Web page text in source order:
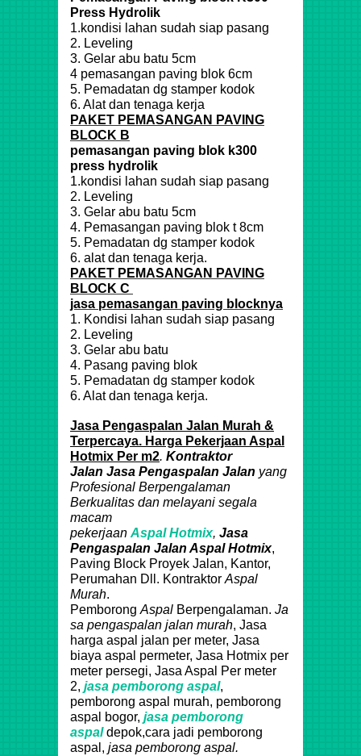
Press Hydrolik
1.kondisi lahan sudah siap pasang
2. Leveling
3. Gelar abu batu 5cm
4 pemasangan paving blok 6cm
5. Pemadatan dg stamper kodok
6. Alat dan tenaga kerja
PAKET PEMASANGAN PAVING
BLOCK B
pemasangan paving blok k300
press hydrolik
1.kondisi lahan sudah siap pasang
2. Leveling
3. Gelar abu batu 5cm
4. Pemasangan paving blok t 8cm
5. Pemadatan dg stamper kodok
6. alat dan tenaga kerja.
PAKET PEMASANGAN PAVING
BLOCK C
jasa pemasangan paving blocknya
1. Kondisi lahan sudah siap pasang
2. Leveling
3. Gelar abu batu
4. Pasang paving blok
5. Pemadatan dg stamper kodok
6. Alat dan tenaga kerja.
Jasa Pengaspalan Jalan Murah &
Terpercaya. Harga Pekerjaan Aspal
Hotmix Per m2. Kontraktor
Jalan Jasa Pengaspalan Jalan yang
Profesional Berpengalaman
Berkualitas dan melayani segala
macam
pekerjaan AspalHotmix, Jasa
Pengaspalan Jalan AspalHotmix,
Paving Block Proyek Jalan, Kantor,
Perumahan Dll. Kontraktor Aspal
Murah.
Pemborong Aspal Berpengalaman. Ja
sa pengaspalan jalan murah, Jasa
harga aspal jalan per meter, Jasa
biaya aspal permeter, Jasa Hotmix per
meter persegi, Jasa Aspal Per meter
2, jasa pemborong aspal,
pemborong aspal murah, pemborong
aspal bogor, jasa pemborong
aspaldepok,cara jadi pemborong
aspal, jasa pemborong aspal.